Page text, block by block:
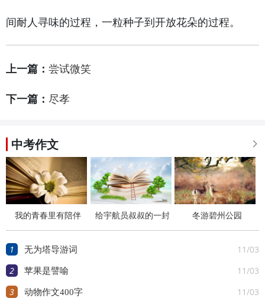
间耐人寻味的过程，一粒种子到开放花朵的过程。
上一篇： 尝试微笑
下一篇： 尽孝

中考作文
我的青春里有陪伴
给宇航员叔叔的一封
信
冬游碧州公园
1 11/03
无为塔导游词
2 11/03
苹果是譬喻
3 11/03
动物作文400字